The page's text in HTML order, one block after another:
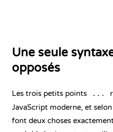
Une seule
opposés
Les trois petits points ...
JavaScript moderne, et
font deux choses